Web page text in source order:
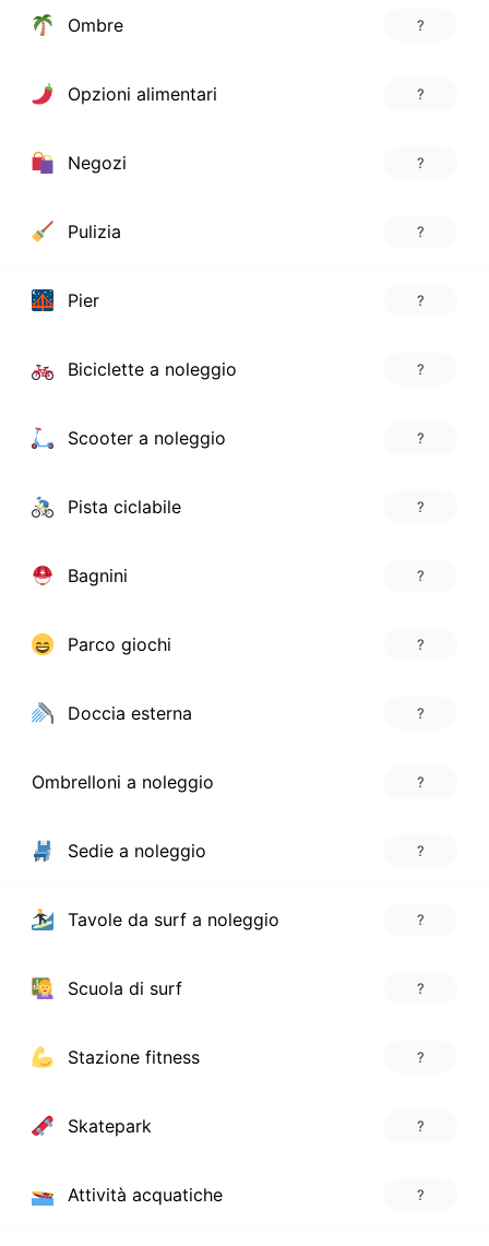
Ombre ?
Opzioni alimentari ?
Negozi ?
Pulizia ?
Pier ?
Biciclette a noleggio ?
Scooter a noleggio ?
Pista ciclabile ?
Bagnini ?
Parco giochi ?
Doccia esterna ?
Ombrelloni a noleggio ?
Sedie a noleggio ?
Tavole da surf a noleggio ?
Scuola di surf ?
Stazione fitness ?
Skatepark ?
Attività acquatiche ?